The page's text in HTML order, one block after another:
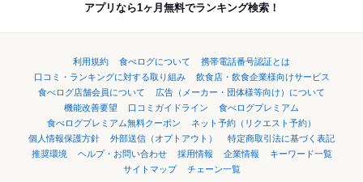
アプリなら1ヶ月無料でランキング検索！
利用規約 食べログについて
携帯電話番号認証とは
口コミ・ランキングに対する取り組み
飲食店・飲食企業様向けサービス
食べログ店舗会員について
広告（メーカー・団体様等向け）について
機能改善要望
口コミガイドライン
食べログプレミアム
食べログプレミアム無料クーポン
ネット予約（リクエスト予約）
個人情報保護方針
外部送信（オプトアウト）
特定商取引法に基づく表記
推奨環境
ヘルプ・お問い合わせ 採用情報 企業情報
キーワード一覧
サイトマップ
チェーン一覧